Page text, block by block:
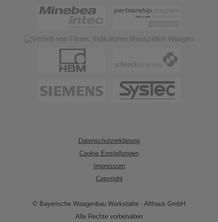
Datenschutzerklärung
Cookie Einstellungen
Impressum
Copyright
© Bayerische Waagenbau Werkstätte - Althaus GmbH
Alle Rechte vorbehalten